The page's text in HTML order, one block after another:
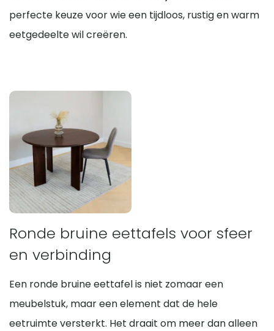
voldoende beweegruimte en oogt de tafel minder vol.
perfecte keuze voor wie een tijdloos, rustig en warm
eetgedeelte wil creëren.
Ronde bruine eettafels voor sfeer
en verbinding
Een ronde bruine eettafel is niet zomaar een
meubelstuk, maar een element dat de hele
eetruimte versterkt. Het draait om meer dan alleen